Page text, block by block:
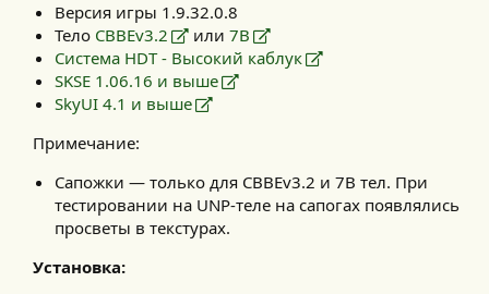
Версия игры 1.9.32.0.8
Тело CBBEv3.2 или 7B
Система HDT - Высокий каблук
SKSE 1.06.16 и выше
SkyUI 4.1 и выше
Примечание:
Сапожки — только для CBBEv3.2 и 7B тел. При
тестировании на UNP-теле на сапогах появлялись
просветы в текстурах.
Установка: